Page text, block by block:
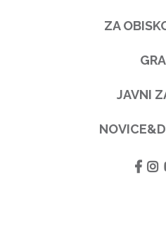
ZA
JAVNI